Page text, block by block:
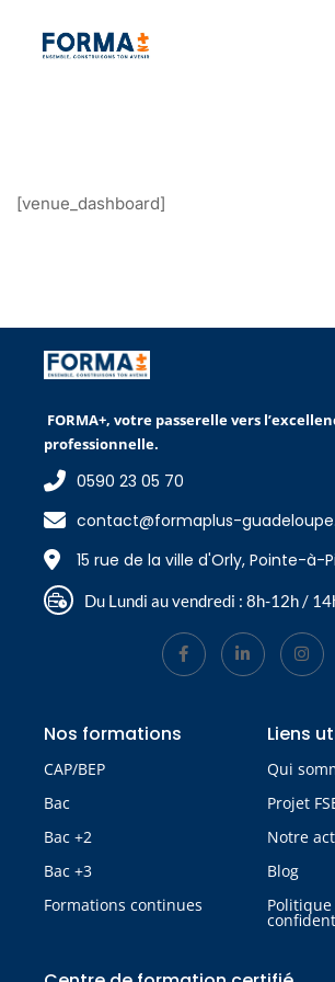
[venue_dashboard]
FORMA+, votre passerelle vers
professionnelle.
0590 23 05 70
contact@formaplus-
15 rue de la ville d'Orly, Pointe-à-
Du Lundi au vendredi : 8h-12h /
Nos formations
CAP/BEP
Bac
Bac +2
Bac +3
Formations continues
Liens
Qui
Projet
Notre
Blog